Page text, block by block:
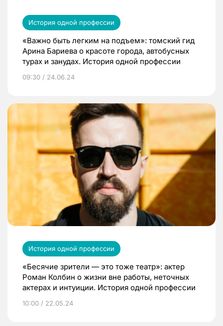
История одной профессии
«Важно быть легким на подъем»: томский гид
Арина Бариева о красоте города, автобусных
турах и занудах. История одной профессии
09:30 / 24.06.24
История одной профессии
«Бесячие зрители — это тоже театр»: актер
Роман Колбин о жизни вне работы, неточных
актерах и интуиции. История одной профессии
10:00 / 22.05.24